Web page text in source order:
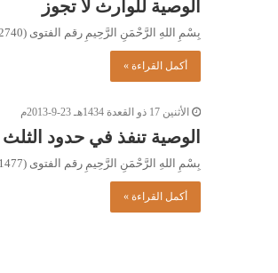
الوصية للوارث لا تجوز
بِسْمِ اللهِ الرَّحْمَنِ الرَّحِيمِ رقم الفتوى (2740) ورد إلى دار الإفتاء السؤال التالي: والدي (ح)، يملك عمارة مكونةً من…
أكمل القراءة »
الأثنين 17 ذو القعدة 1434هـ 23-9-2013م
الوصية تنفذ في حدود الثلث
بِسْمِ اللهِ الرَّحْمَنِ الرَّحِيمِ رقم الفتوى (1477) ورد إلى دار الإفتاء السؤال التالي: توفيت (ف)، وقد انحصر إرثها الشرعي…
أكمل القراءة »